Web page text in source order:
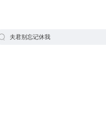
夫君别忘记休我